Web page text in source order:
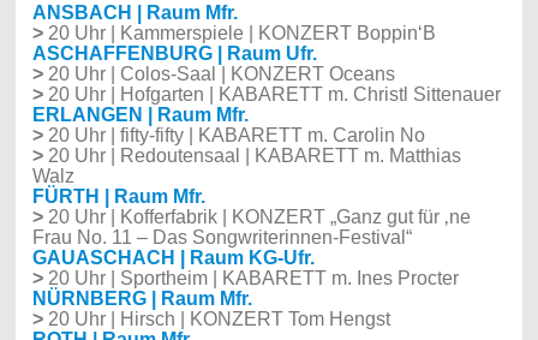
ANSBACH | Raum Mfr.
>20 Uhr | Kammerspiele | KONZERT Boppin‘B
ASCHAFFENBURG | Raum Ufr.
>20 Uhr | Colos-Saal | KONZERT Oceans
>20 Uhr | Hofgarten | KABARETT m. Christl Sittenauer
ERLANGEN | Raum Mfr.
>20 Uhr | fifty-fifty | KABARETT m. Carolin No
>20 Uhr | Redoutensaal | KABARETT m. Matthias
Walz
FÜRTH | Raum Mfr.
>20 Uhr | Kofferfabrik | KONZERT „Ganz gut für ‚ne
Frau No. 11 – Das Songwriterinnen-Festival“
GAUASCHACH | Raum KG-Ufr.
>20 Uhr | Sportheim | KABARETT m. Ines Procter
NÜRNBERG | Raum Mfr.
>20 Uhr | Hirsch | KONZERT Tom Hengst